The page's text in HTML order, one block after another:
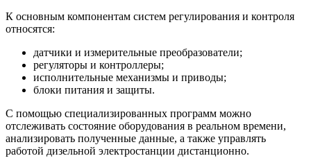
К основным компонентам систем регулирования и контроля
относятся:
датчики и измерительные преобразователи;
регуляторы и контроллеры;
исполнительные механизмы и приводы;
блоки питания и защиты.
С помощью специализированных программ можно
отслеживать состояние оборудования в реальном времени,
анализировать полученные данные, а также управлять
работой дизельной электростанции дистанционно.